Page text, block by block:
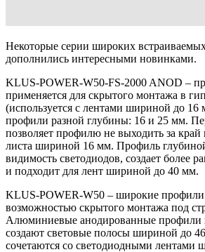
Некоторые серии широких
дополнились интересными новинками.
KLUS-POWER-W50-FS-2000 ANOD –
применяется для скрытого монтажа в
(используется с лентами шириной до
профили разной глубины: 16 и 25 мм.
позволяет профилю не выходить за край
листа шириной 16 мм. Профиль
видимость светодиодов, создает более
и подходит для лент шириной до 40 мм.
KLUS-POWER-W50 – широкие
возможностью скрытого монтажа под
Алюминиевые анодированные
создают световые полосы шириной до
сочетаются со светодиодными лентами